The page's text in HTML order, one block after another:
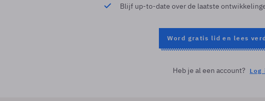
Blijf up-to-date over de laatste
Word gratis lid en lees
Heb je al een account? Log